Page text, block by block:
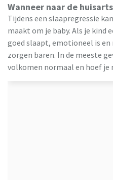
Wanneer naar de
Tijdens een slaapregressie
maakt om je baby. Als je kind
goed slaapt, emotioneel is
zorgen baren. In de meeste
volkomen normaal en hoef je